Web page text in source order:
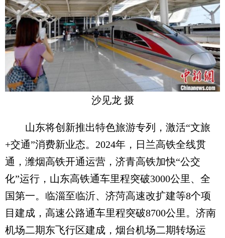
沙见龙 摄
山东将创新推出特色旅游专列，激活“文旅
+交通”消费新业态。2024年，日兰高铁全线贯
通，潍烟高铁开通运营，济青高铁加快“公交
化”运行，山东高铁通车里程突破3000公里、全
国第一。临淄至临沂、济菏高速改扩建等8个项
目建成，高速公路通车里程突破8700公里。济南
机场二期东飞行区建成，烟台机场二期转场运